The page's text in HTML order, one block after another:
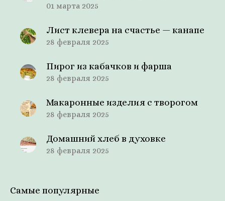
01 марта 2025
Лист клевера на счастье — канапе
28 февраля 2025
Пирог из кабачков и фарша
28 февраля 2025
Макаронные изделия с творогом
28 февраля 2025
Домашний хлеб в духовке
28 февраля 2025
Самые популярные